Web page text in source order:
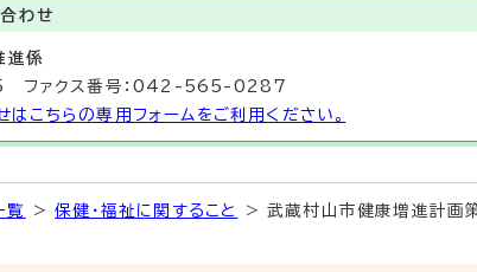
わせ
進係
ファクス番号：042-565-0287
はこちらの専用フォームをご利用ください。
覧 >保健・福祉に関すること
> 武蔵村山市健康増進計画